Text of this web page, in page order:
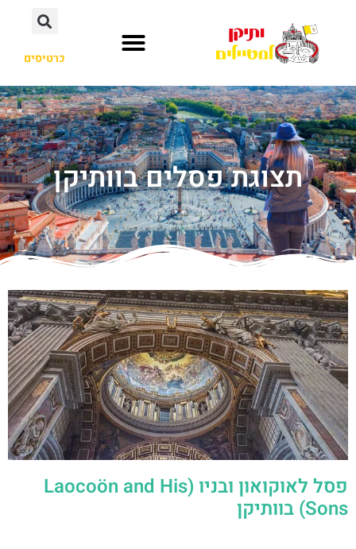
כרטיסים
תצוגת פסלים בוותיקן
פסל לאוקואון ובניו (Laocoön and His
Sons) בוותיקן